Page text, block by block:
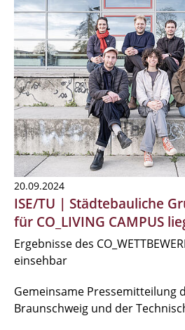
20.09.2024
ISE/TU | Städtebauliche
für CO_LIVING CAMPUS
Ergebnisse des
einsehbar
Gemeinsame Pressemitteilung
Braunschweig und der